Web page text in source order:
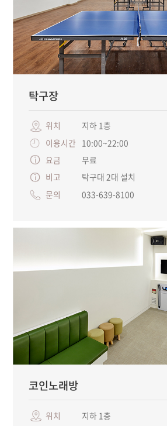
탁구장
위치
지하 1층
이용시간 10:00~22:00
요금
무료
비고
탁구대 2대 설치
문의
033-639-8100
코인노래방
위치 지하 1층